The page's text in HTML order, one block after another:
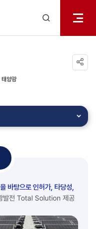
열기
태양광
바탕으로 인허가, 타당성,
발전 Total Solution 제공